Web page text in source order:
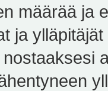
määrää ja
ja